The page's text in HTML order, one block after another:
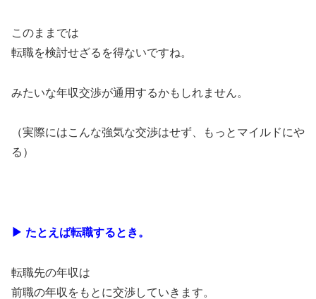
このままでは
転職を検討せざるを得ないですね。
みたいな年収交渉が通用するかもしれません。
（実際にはこんな強気な交渉はせず、もっとマイルドにや
る）
▶︎ たとえば転職するとき。
転職先の年収は
前職の年収をもとに交渉していきます。